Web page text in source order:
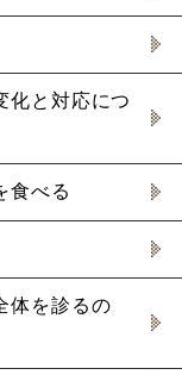
化と対応につ
食べる
体を診るの